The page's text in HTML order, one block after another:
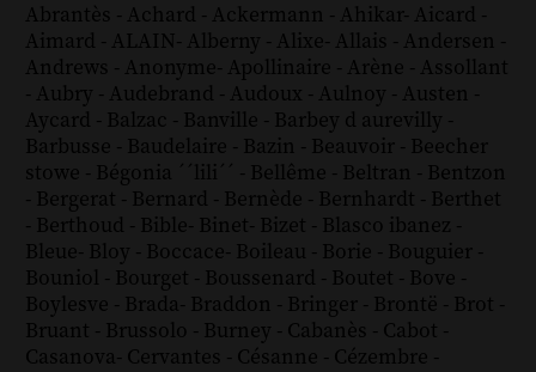
Abrantès - Achard - Ackermann - Ahikar- Aicard -
Aimard - ALAIN- Alberny - Alixe- Allais - Andersen -
Andrews - Anonyme- Apollinaire - Arène - Assollant
- Aubry - Audebrand - Audoux - Aulnoy - Austen -
Aycard - Balzac - Banville - Barbey d aurevilly -
Barbusse - Baudelaire - Bazin - Beauvoir - Beecher
stowe - Bégonia ´´lili´´ - Bellême - Beltran - Bentzon
- Bergerat - Bernard - Bernède - Bernhardt - Berthet
- Berthoud - Bible- Binet- Bizet - Blasco ibanez -
Bleue- Bloy - Boccace- Boileau - Borie - Bouguier -
Bouniol - Bourget - Boussenard - Boutet - Bove -
Boylesve - Brada- Braddon - Bringer - Brontë - Brot -
Bruant - Brussolo - Burney - Cabanès - Cabot -
Casanova- Cervantes - Césanne - Cézembre -